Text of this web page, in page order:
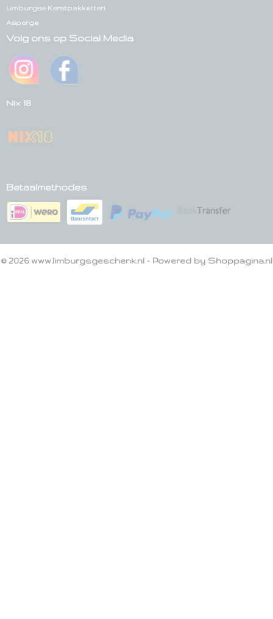
Limburgse Kerstpakketten
Asperge
Volg ons op Social Media
Nix 18
Betaalmethodes
© 2026 www.limburgsgeschenk.nl - Powered by Shoppagina.nl